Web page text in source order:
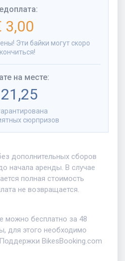
:
3,00
Эти байки могут скоро
на месте:
сюрпризов
дополнительных сборов
начала аренды. В случае
полная стоимость
не возвращается.
можно бесплатно за 48
для этого необходимо
BikesBooking.com